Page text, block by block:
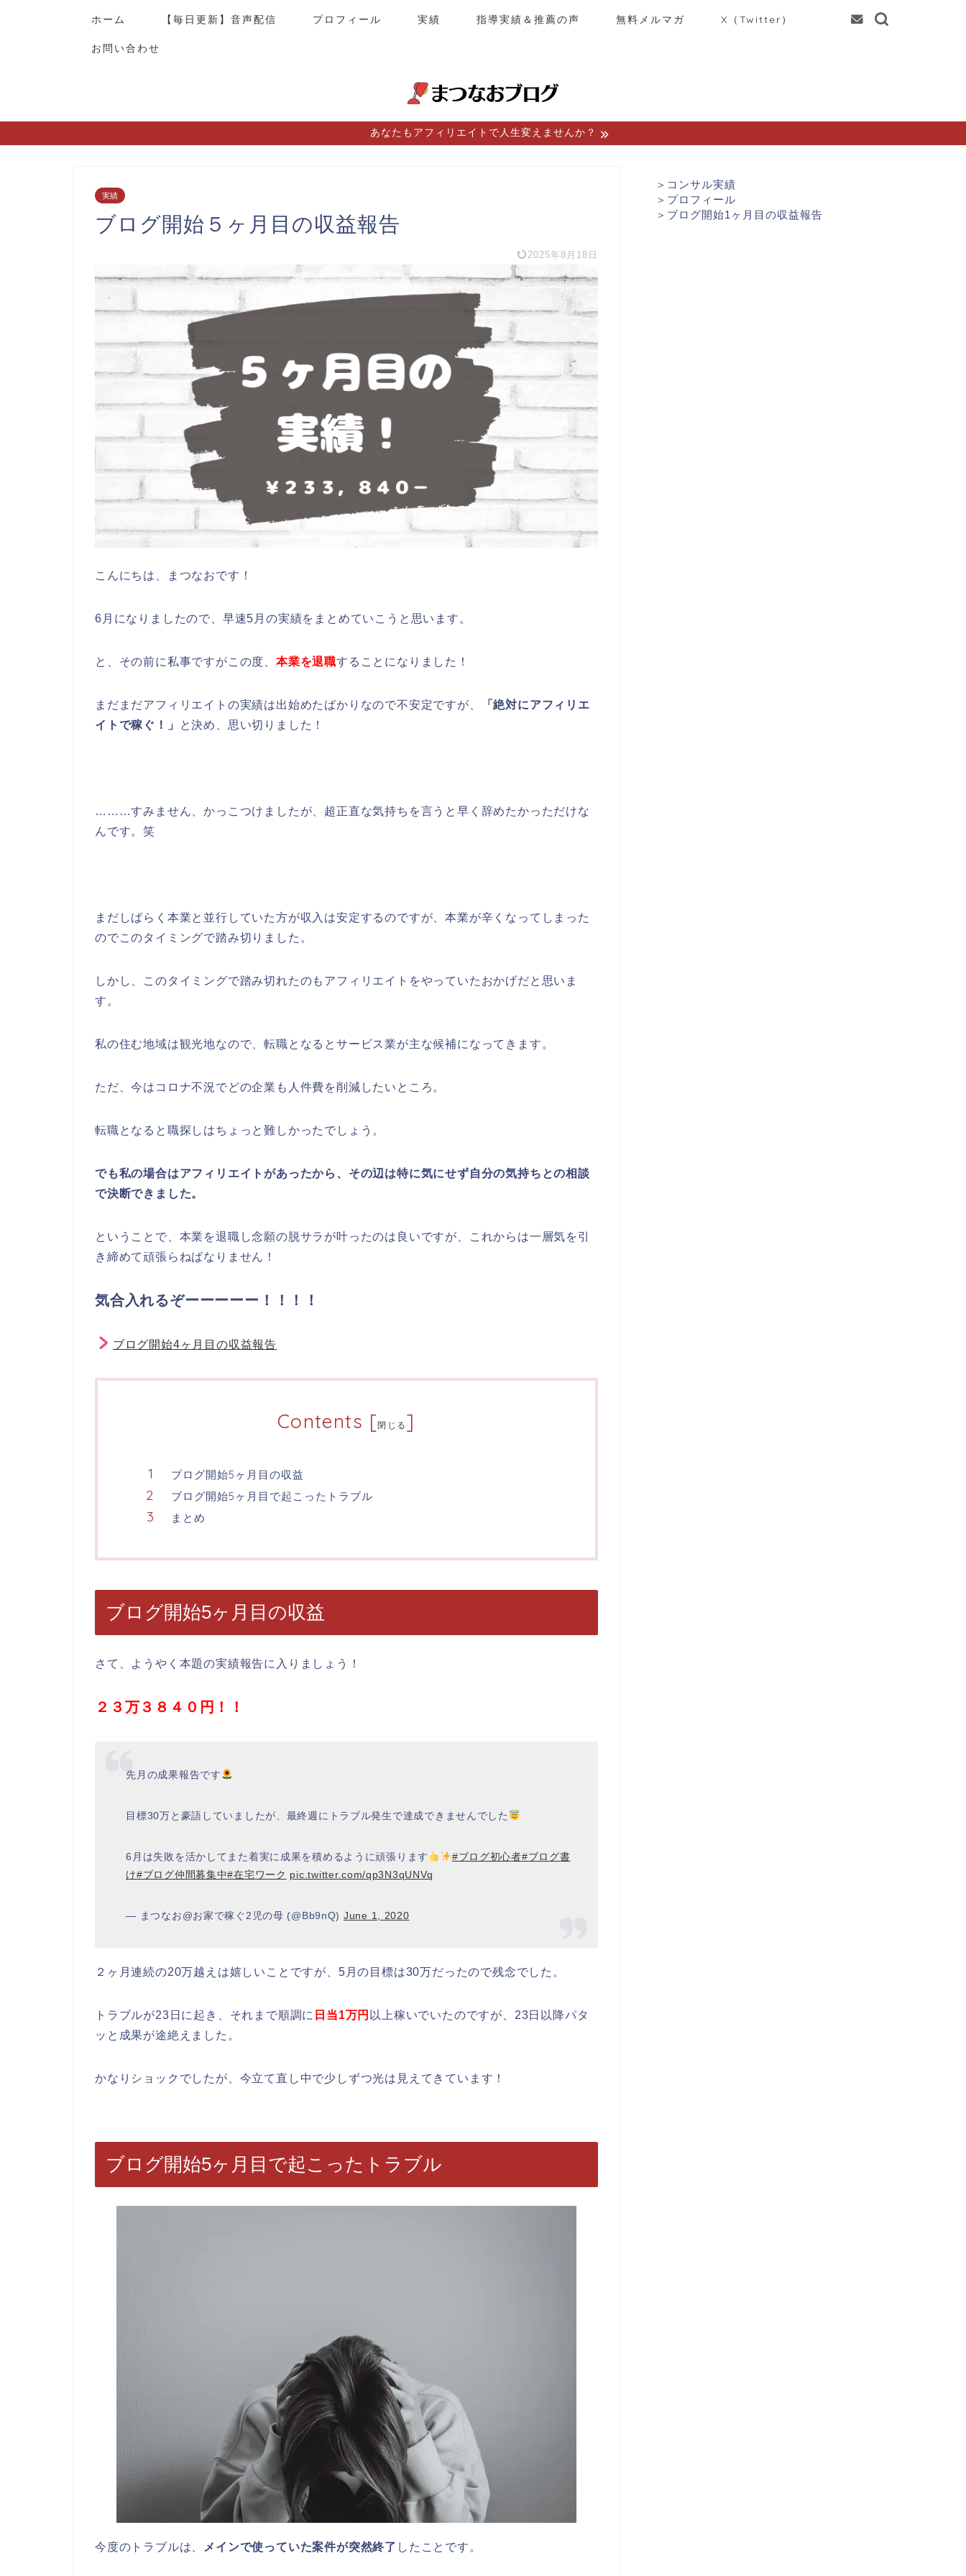
ホーム 【毎日更新】音声配信 プロフィール 実績 指導実績＆推薦の声 無料メルマガ X（Twitter）
お問い合わせ
あなたもアフィリエイトで人生変えませんか？
実績
ブログ開始５ヶ月目の収益報告
2025年8月18日
こんにちは、まつなおです！
6月になりましたので、早速5月の実績をまとめていこうと思います。
と、その前に私事ですがこの度、 本業を退職することになりました！
まだまだアフィリエイトの実績は出始めたばかりなので不安定ですが、
「絶対にアフィリエ
イトで稼ぐ！」
と決め、思い切りました！
………すみません、かっこつけましたが、超正直な気持ちを言うと早く辞めたかっただけな
んです。笑
まだしばらく本業と並行していた方が収入は安定するのですが、本業が辛くなってしまった
のでこのタイミングで踏み切りました。
しかし、このタイミングで踏み切れたのもアフィリエイトをやっていたおかげだと思いま
す。
私の住む地域は観光地なので、転職となるとサービス業が主な候補になってきます。
ただ、今はコロナ不況でどの企業も人件費を削減したいところ。
転職となると職探しはちょっと難しかったでしょう。
でも私の場合はアフィリエイトがあったから、その辺は特に気にせず自分の気持ちとの相談
で決断できました。
ということで、本業を退職し念願の脱サラが叶ったのは良いですが、これからは一層気を引
き締めて頑張らねばなりません！
気合入れるぞーーーーー！！！！
ブログ開始4ヶ月目の収益報告
Contents [閉じる ]
ブログ開始5ヶ月目の収益
ブログ開始5ヶ月目で起こったトラブル
まとめ
ブログ開始5ヶ月目の収益
さて、ようやく本題の実績報告に入りましょう！
２３万３８４０円！！
先月の成果報告です
目標30万と豪語していましたが、最終週にトラブル発生で達成できませんでした
6月は失敗を活かしてまた着実に成果を積めるように頑張ります #ブログ初心者#ブログ書
け#ブログ仲間募集中#在宅ワーク pic.twitter.com/qp3N3qUNVq
— まつなお@お家で稼ぐ2児の母 (@Bb9nQ) June 1, 2020
２ヶ月連続の20万越えは嬉しいことですが、5月の目標は30万だったので残念でした。
トラブルが23日に起き、それまで順調に 日当1万円 以上稼いでいたのですが、23日以降パタ
ッと成果が途絶えました。
かなりショックでしたが、今立て直し中で少しずつ光は見えてきています！
ブログ開始5ヶ月目で起こったトラブル
今度のトラブルは、 メインで使っていた案件が突然終了 したことです。
＞ コンサル実績
＞ プロフィール
＞ ブログ開始1ヶ月目の収益報告